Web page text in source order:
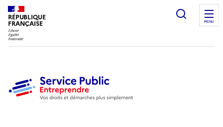
RÉPUBLIQUE
FRANÇAISE MENU